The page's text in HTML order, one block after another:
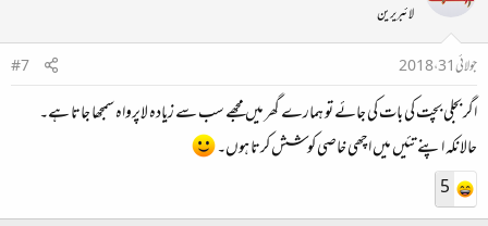
لائبریرین
جولائی 31، 2018
#7
اگر بجلی بچت کی بات کی جائے تو ہمارے گھر میں مجھے سب سے زیادہ لاپرواہ سمجھا جاتا ہے۔
حالانکہ اپنے تئیں میں اچھی خاصی کوشش کرتا ہوں۔
5